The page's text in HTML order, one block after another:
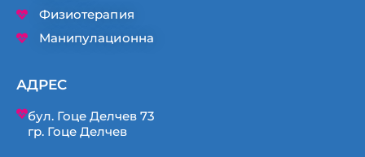
Физиотерапия
Манипулационна
АДРЕС
бул. Гоце Делчев 73
гр. Гоце Делчев